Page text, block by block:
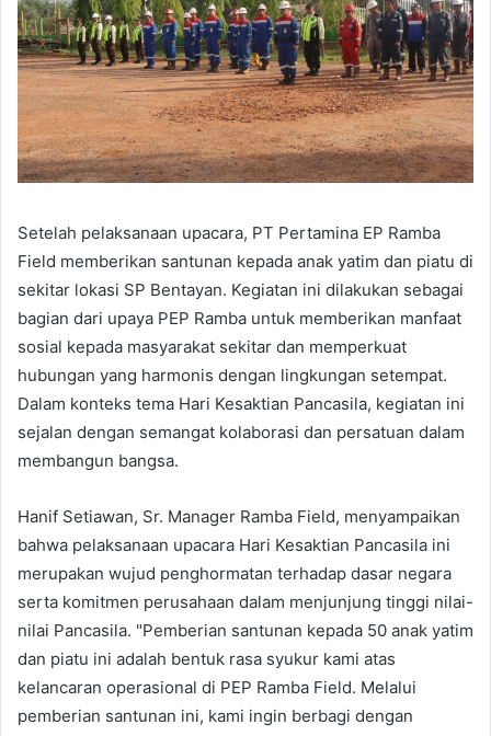
Setelah pelaksanaan upacara, PT Pertamina EP Ramba
Field memberikan santunan kepada anak yatim dan piatu di
sekitar lokasi SP Bentayan. Kegiatan ini dilakukan sebagai
bagian dari upaya PEP Ramba untuk memberikan manfaat
sosial kepada masyarakat sekitar dan memperkuat
hubungan yang harmonis dengan lingkungan setempat.
Dalam konteks tema Hari Kesaktian Pancasila, kegiatan ini
sejalan dengan semangat kolaborasi dan persatuan dalam
membangun bangsa.
Hanif Setiawan, Sr. Manager Ramba Field, menyampaikan
bahwa pelaksanaan upacara Hari Kesaktian Pancasila ini
merupakan wujud penghormatan terhadap dasar negara
serta komitmen perusahaan dalam menjunjung tinggi nilai-
nilai Pancasila. "Pemberian santunan kepada 50 anak yatim
dan piatu ini adalah bentuk rasa syukur kami atas
kelancaran operasional di PEP Ramba Field. Melalui
pemberian santunan ini, kami ingin berbagi dengan